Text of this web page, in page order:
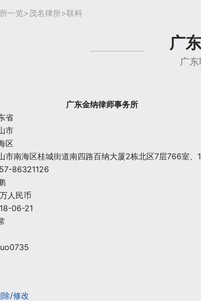
一览>茂名律所>联科
广
广
广东金纳律师事务所
省
市
区
市南海区桂城街道南四路百纳大厦2栋北区7层766室、
86321126
人民币
06-21
/修改